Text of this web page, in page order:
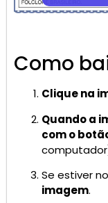
Como
Clique na
Quando a
com o
Se estiver
imagem.